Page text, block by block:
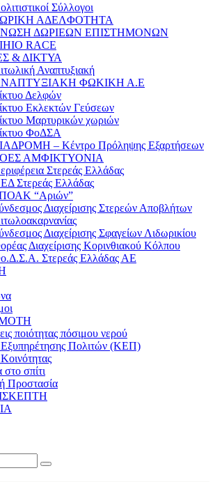
Σύλλογοι
ΑΔΕΛΦΟΤΗΤΑ
ΔΩΡΙΕΩΝ ΕΠΙΣΤΗΜΟΝΩΝ
RACE
& ΔΙΚΤΥΑ
Αναπτυξιακή
ΦΩΚΙΚΗ Α.Ε
Δελφών
Εκλεκτών Γεύσεων
Μαρτυρικών χωριών
ΦοΔΣΑ
– Κέντρο Πρόληψης Εξαρτήσεων
ΑΜΦΙΚΤΥΟΝΙΑ
Στερεάς Ελλάδας
Στερεάς Ελλάδας
“Αριών”
Διαχείρισης Στερεών Αποβλήτων
Διαχείρισης Σφαγείων Λιδωρικίου
Διαχείρισης Κορινθιακού Κόλπου
Στερεάς Ελλάδας ΑΕ
ποιότητας πόσιμου νερού
Πολιτών (ΚΕΠ)
σπίτι
Προστασία